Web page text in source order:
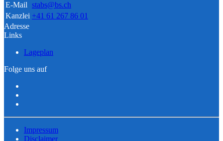
E-Mail stabs@bs.ch
Kanzlei +41 61 267 86 01
Adresse
Links
Lageplan
Folge uns auf
Impressum
Disclaimer